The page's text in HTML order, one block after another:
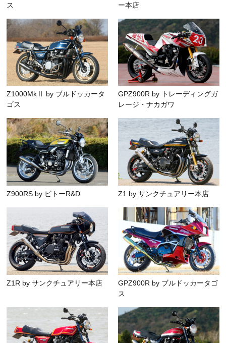
ス
ー本店
Z1000MkⅡ by ブルドッカータ
ゴス
GPZ900R by トレーディングガ
レージ・ナカガワ
Z900RS by ビトーR&D Z1 by サンクチュアリー本店
Z1R by サンクチュアリー本店
GPZ900R by ブルドッカータゴ
ス